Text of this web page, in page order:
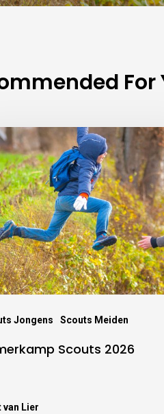
For
Jongens Scouts Meiden
Scouts 2026
van Lier